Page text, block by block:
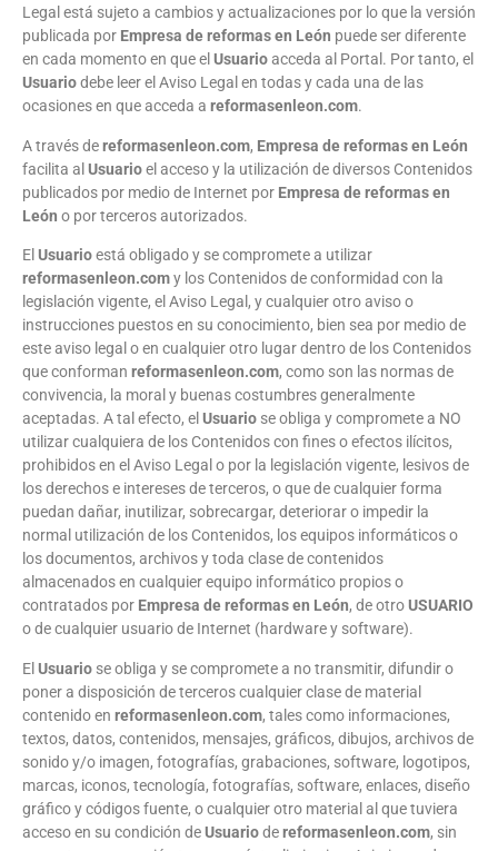
Legal está sujeto a cambios y actualizaciones por lo que la versión
publicada por Empresa de reformas en León puede ser diferente
en cada momento en que el Usuarioacceda al Portal. Por tanto, el
Usuariodebe leer el Aviso Legal en todas y cada una de las
ocasiones en que acceda a reformasenleon.com.
A través dereformasenleon.com, Empresa de reformas en León
facilita al Usuarioel acceso y la utilización de diversos Contenidos
publicados por medio de Internet por Empresa de reformas en
León o por terceros autorizados.
El Usuarioestá obligado y se compromete a utilizar
reformasenleon.comy los Contenidos de conformidad con la
legislación vigente, el Aviso Legal, y cualquier otro aviso o
instrucciones puestos en su conocimiento, bien sea por medio de
este aviso legal o en cualquier otro lugar dentro de los Contenidos
que conforman reformasenleon.com, como son las normas de
convivencia, la moral y buenas costumbres generalmente
aceptadas. A tal efecto, el Usuario se obliga y compromete a NO
utilizar cualquiera de los Contenidos con fines o efectos ilícitos,
prohibidos en el Aviso Legal o por la legislación vigente, lesivos de
los derechos e intereses de terceros, o que de cualquier forma
puedan dañar, inutilizar, sobrecargar, deteriorar o impedir la
normal utilización de los Contenidos, los equipos informáticos o
los documentos, archivos y toda clase de contenidos
almacenados en cualquier equipo informático propios o
contratados por Empresa de reformas en León, de otroUSUARIO
o de cualquier usuario de Internet (hardware y software).
El Usuario se obliga y se compromete a no transmitir, difundir o
poner a disposición de terceros cualquier clase de material
contenido en reformasenleon.com, tales como informaciones,
textos, datos, contenidos, mensajes, gráficos, dibujos, archivos de
sonido y/o imagen, fotografías, grabaciones, software, logotipos,
marcas, iconos, tecnología, fotografías, software, enlaces, diseño
gráfico y códigos fuente, o cualquier otro material al que tuviera
acceso en su condición deUsuariodereformasenleon.com, sin